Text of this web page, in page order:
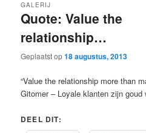
Quote: Value the
relationship…
GALERIJ
Geplaatst op18 augustus, 2013
“Value the relationship more than
Gitomer – Loyale klanten zijn goud
DEEL DIT: